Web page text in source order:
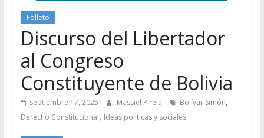
Folleto
Discurso del Libertador
al Congreso
Constituyente de Bolivia
septiembre 17, 2025 Massiel Pirela Bolívar Simón,
Derecho Constitucional, Ideas políticas y sociales